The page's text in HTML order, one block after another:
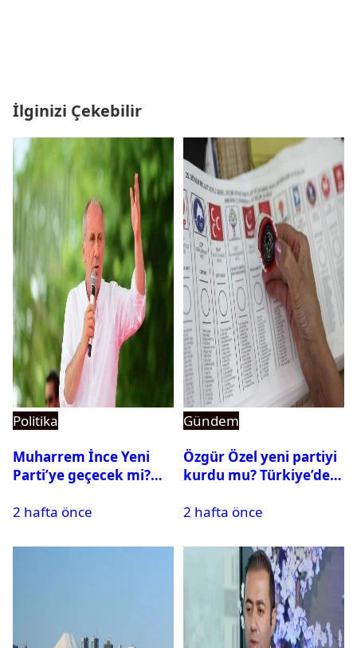
İlginizi Çekebilir
Politika
Muharrem İnce Yeni
Parti’ye geçecek mi?
2 hafta önce
Gündem
Özgür Özel yeni partiyi
kurdu mu? Türkiye’de
süreci nasıl işler?
2 hafta önce